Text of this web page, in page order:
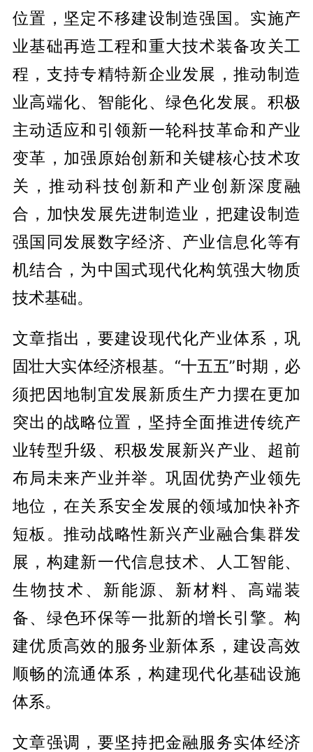
位置，坚定不移建设制造强国。实施产
业基础再造工程和重大技术装备攻关工
程，支持专精特新企业发展，推动制造
业高端化、智能化、绿色化发展。积极
主动适应和引领新一轮科技革命和产业
变革，加强原始创新和关键核心技术攻
关，推动科技创新和产业创新深度融
合，加快发展先进制造业，把建设制造
强国同发展数字经济、产业信息化等有
机结合，为中国式现代化构筑强大物质
技术基础。
文章指出，要建设现代化产业体系，巩
固壮大实体经济根基。“十五五”时期，必
须把因地制宜发展新质生产力摆在更加
突出的战略位置，坚持全面推进传统产
业转型升级、积极发展新兴产业、超前
布局未来产业并举。巩固优势产业领先
地位，在关系安全发展的领域加快补齐
短板。推动战略性新兴产业融合集群发
展，构建新一代信息技术、人工智能、
生物技术、新能源、新材料、高端装
备、绿色环保等一批新的增长引擎。构
建优质高效的服务业新体系，建设高效
顺畅的流通体系，构建现代化基础设施
体系。
文章强调，要坚持把金融服务实体经济